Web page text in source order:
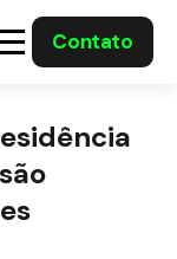
Contato
Soluções